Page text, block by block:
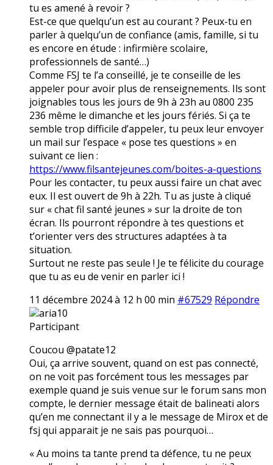
tu es amené à revoir ?
Est-ce que quelqu’un est au courant ? Peux-tu en
parler à quelqu’un de confiance (amis, famille, si tu
es encore en étude : infirmière scolaire,
professionnels de santé…)
Comme FSJ te l’a conseillé, je te conseille de les
appeler pour avoir plus de renseignements. Ils sont
joignables tous les jours de 9h à 23h au 0800 235
236 même le dimanche et les jours fériés. Si ça te
semble trop difficile d’appeler, tu peux leur envoyer
un mail sur l’espace « pose tes questions » en
suivant ce lien :
https://www.filsantejeunes.com/boites-a-questions
Pour les contacter, tu peux aussi faire un chat avec
eux. Il est ouvert de 9h à 22h. Tu as juste à cliqué
sur « chat fil santé jeunes » sur la droite de ton
écran. Ils pourront répondre à tes questions et
t’orienter vers des structures adaptées à ta
situation.
Surtout ne reste pas seule ! Je te félicite du courage
que tu as eu de venir en parler ici !
11 décembre 2024 à 12 h 00 min #67529 Répondre
aria10
Participant
Coucou @patate12
Oui, ça arrive souvent, quand on est pas connecté,
on ne voit pas forcément tous les messages par
exemple quand je suis venue sur le forum sans mon
compte, le dernier message était de balineati alors
qu’en me connectant il y a le message de Mirox et de
fsj qui apparait je ne sais pas pourquoi…
« Au moins ta tante prend ta défence, tu ne peux